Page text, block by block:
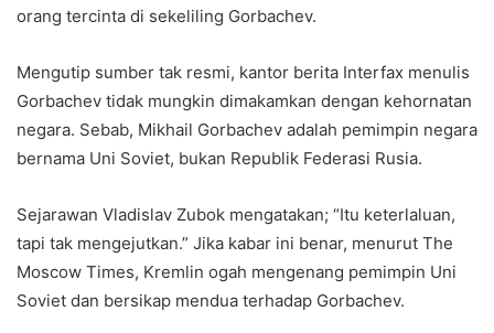
orang tercinta di sekeliling Gorbachev.
Mengutip sumber tak resmi, kantor berita Interfax menulis
Gorbachev tidak mungkin dimakamkan dengan kehornatan
negara. Sebab, Mikhail Gorbachev adalah pemimpin negara
bernama Uni Soviet, bukan Republik Federasi Rusia.
Sejarawan Vladislav Zubok mengatakan; “Itu keterlaluan,
tapi tak mengejutkan.” Jika kabar ini benar, menurut The
Moscow Times, Kremlin ogah mengenang pemimpin Uni
Soviet dan bersikap mendua terhadap Gorbachev.